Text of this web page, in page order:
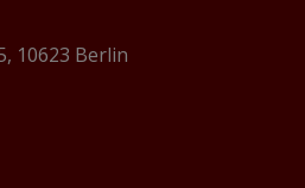
10623 Berlin